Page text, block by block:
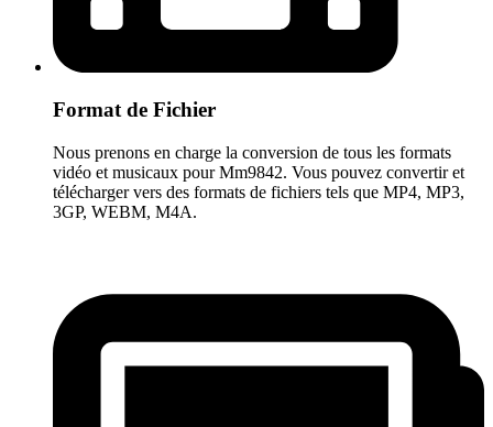
Format de Fichier
Nous prenons en charge la conversion de tous les formats
vidéo et musicaux pour Mm9842. Vous pouvez convertir et
télécharger vers des formats de fichiers tels que MP4, MP3,
3GP, WEBM, M4A.